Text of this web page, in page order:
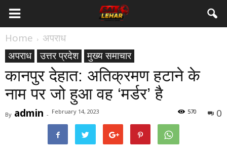
Home
अपराध
अपराध
उत्तर प्रदेश मुख्य समाचार
कानपुर देहात: अतिक्रमण हटाने के
नाम पर जो हुआ वह ‘मर्डर’ है
By admin - February 14, 2023 0
570